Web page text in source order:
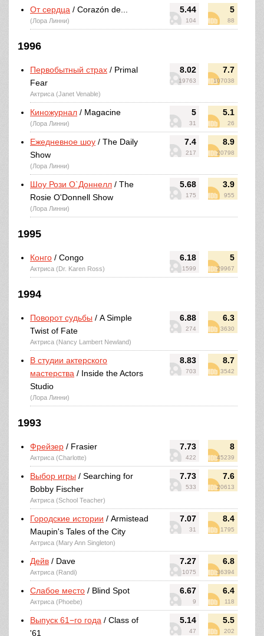
5.44
104
5
88
От сердца / Corazón de...
(Лора Линни)
1996
8.02
19763
7.7
107038
Первобытный страх / Primal
Fear
Актриса (Janet Venable)
5
31
5.1
26
Киножурнал / Magacine
(Лора Линни)
7.4
217
8.9
20798
Ежедневное шоу / The Daily
Show
(Лора Линни)
5.68
175
3.9
955
Шоу Рози О`Доннелл / The
Rosie O'Donnell Show
(Лора Линни)
1995
6.18
1599
5
29967
Конго / Congo
Актриса (Dr. Karen Ross)
1994
6.88
274
6.3
3630
Поворот судьбы / A Simple
Twist of Fate
Актриса (Nancy Lambert Newland)
8.83
703
8.7
3542
В студии актерского
мастерства / Inside the Actors
Studio
(Лора Линни)
1993
7.73
422
8
45239
Фрейзер / Frasier
Актриса (Charlotte)
7.73
533
7.6
20613
Выбор игры / Searching for
Bobby Fischer
Актриса (School Teacher)
7.07
31
8.4
1795
Городские истории / Armistead
Maupin's Tales of the City
Актриса (Mary Ann Singleton)
7.27
1075
6.8
36394
Дейв / Dave
Актриса (Randi)
6.67
9
6.4
118
Слабое место / Blind Spot
Актриса (Phoebe)
5.14
47
5.5
202
Выпуск 61−го года / Class of
'61